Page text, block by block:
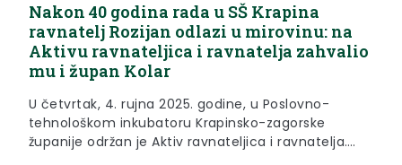
Nakon 40 godina rada u SŠ Krapina
ravnatelj Rozijan odlazi u mirovinu: na
Aktivu ravnateljica i ravnatelja zahvalio
mu i župan Kolar
U četvrtak, 4. rujna 2025. godine, u Poslovno-
tehnološkom inkubatoru Krapinsko-zagorske
županije održan je Aktiv ravnateljica i ravnatelja.